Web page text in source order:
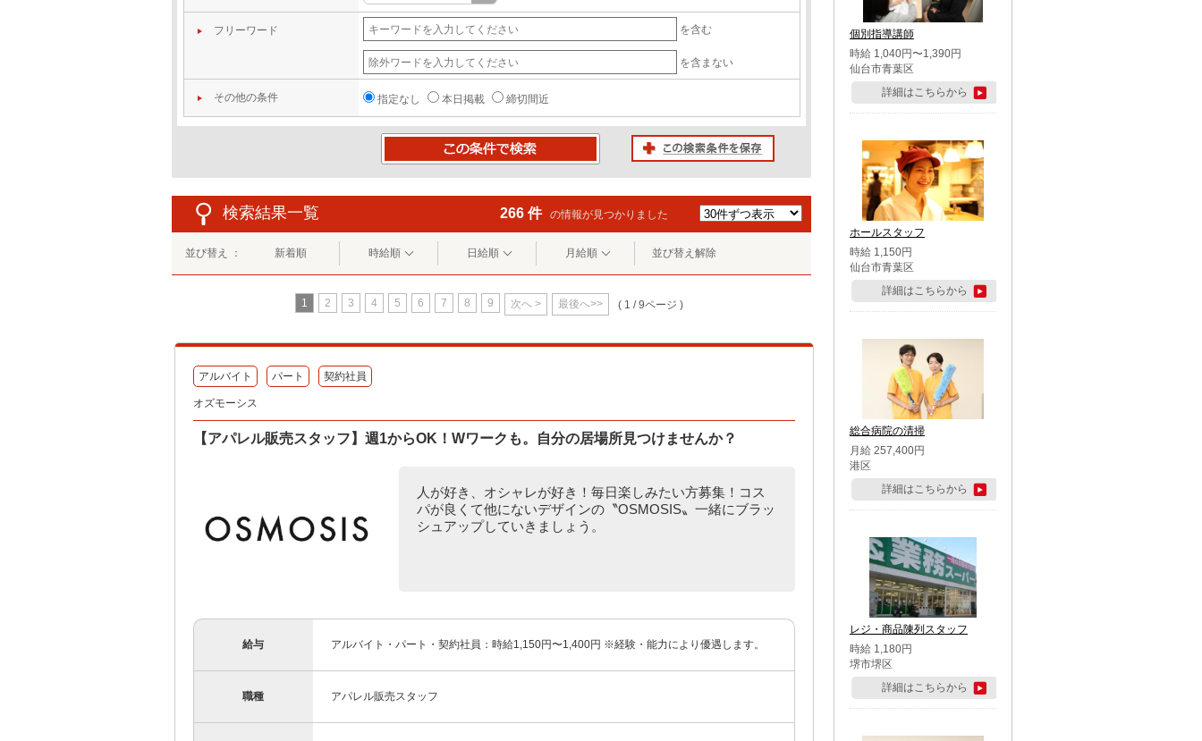
フリーワード を含む
を含まない
その他の条件 指定なし 本日掲載 締切間近
検索結果一覧 266 件 の情報が見つかりました
並び替え ： 新着順 時給順 日給順 月給順 並び替え解除
1 2 3 4 5 6 7 8 9 次へ > 最後へ>> ( 1 / 9ページ )
アルバイト パート 契約社員
オズモーシス
【アパレル販売スタッフ】週1からOK！Wワークも。自分の居場所見つけませんか？
人が好き、オシャレが好き！毎日楽しみたい方募集！コス
パが良くて他にないデザインの〝OSMOSIS〟一緒にブラッ
シュアップしていきましょう。
給与 アルバイト・パート・契約社員：時給1,150円〜1,400円 ※経験・能力により優遇します。
職種 アパレル販売スタッフ
個別指導講師
時給 1,040円〜1,390円
仙台市青葉区
詳細はこちらから
ホールスタッフ
時給 1,150円
仙台市青葉区
詳細はこちらから
総合病院の清掃
月給 257,400円
港区
詳細はこちらから
レジ・商品陳列スタッフ
時給 1,180円
堺市堺区
詳細はこちらから